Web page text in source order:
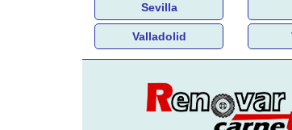
Sevilla
Valladolid